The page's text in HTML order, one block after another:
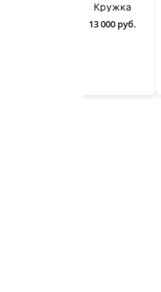
Кружка
13 000 руб.